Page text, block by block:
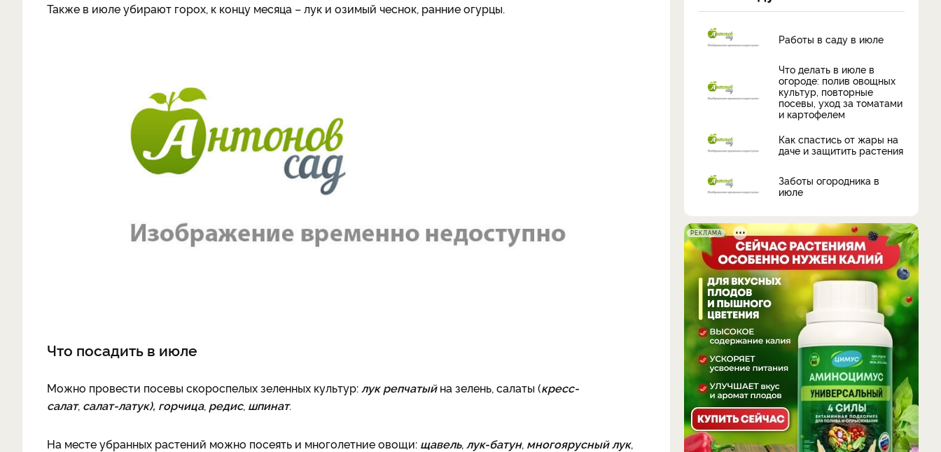
Также в июле убирают горох, к концу месяца – лук и озимый чеснок, ранние огурцы.
Что посадить в июле
Можно провести посевы скороспелых зеленных культур:лук репчатыйна зелень, салаты (кресс-
салат, салат-латук), горчица, редис, шпинат.
На месте убранных растений можно посеять и многолетние овощи: щавель,лук-батун, многоярусный лук,
Работы в саду в июле
Что делать в июле в
огороде: полив овощных
культур, повторные
посевы, уход за томатами
и картофелем
Как спастись от жары на
даче и защитить растения
Заботы огородника в
июле
РЕКЛАМА